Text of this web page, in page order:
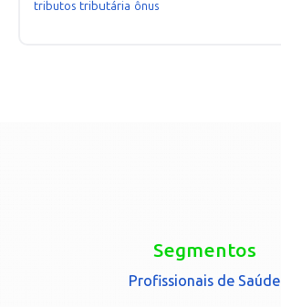
tributos tributária ônus
Segmentos
Profissionais de Saúde